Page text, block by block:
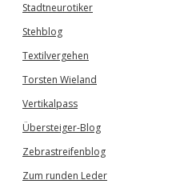
Stadtneurotiker
Stehblog
Textilvergehen
Torsten Wieland
Vertikalpass
Übersteiger-Blog
Zebrastreifenblog
Zum runden Leder